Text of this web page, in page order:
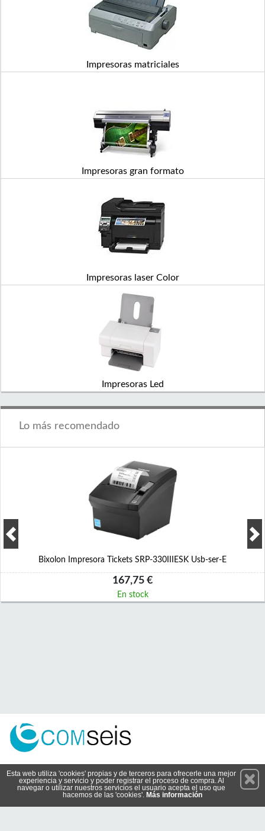
Impresoras matriciales
Impresoras gran formato
Impresoras laser Color
Impresoras Led
Lo más recomendado
Bixolon Impresora Tickets SRP-330IIIESK Usb-ser-E
167,75 €
En stock
Suscríbete
Esta web utiliza 'cookies' propias y de terceros para ofrecerle una mejor
experiencia y servicio y poder registrar el proceso de compra. Al
navegar o utilizar nuestros servicios el usuario acepta el uso que
hacemos de las 'cookies'. Más información